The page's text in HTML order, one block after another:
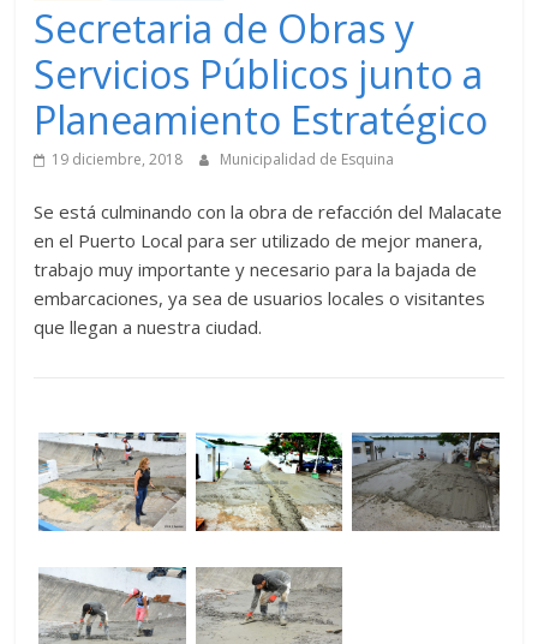
Secretaria de Obras y
Servicios Públicos junto a
Planeamiento Estratégico
19 diciembre, 2018 Municipalidad de Esquina
Se está culminando con la obra de refacción del Malacate
en el Puerto Local para ser utilizado de mejor manera,
trabajo muy importante y necesario para la bajada de
embarcaciones, ya sea de usuarios locales o visitantes
que llegan a nuestra ciudad.